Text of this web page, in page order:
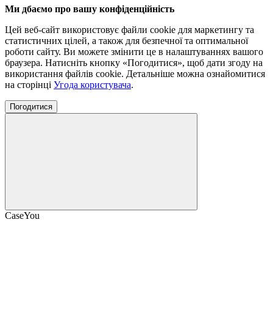
Ми дбаємо про вашу конфіденційність
Цей веб-сайт використовує файли cookie для маркетингу та
статистичних цілей, а також для безпечної та оптимальної
роботи сайту. Ви можете змінити це в налаштуваннях вашого
браузера. Натисніть кнопку «Погодитися», щоб дати згоду на
використання файлів cookie. Детальніше можна ознайомитися
на сторінці Угода користувача.
Погодитися
CaseYou